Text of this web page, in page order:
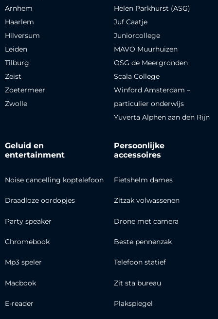
Arnhem
Haarlem
Hilversum
Leiden
Tilburg
Zeist
Zoetermeer
Zwolle
Helen Parkhurst (ASG)
Juf Caatje
Juniorcollege
MAVO Muurhuizen
OSG de Meergronden
Scala College
Winford Amsterdam –
particulier onderwijs
Yuverta Alphen aan den Rijn
Geluid en
entertainment
Noise cancelling koptelefoon
Draadloze oordopjes
Party speaker
Chromebook
Mp3 speler
Macbook
E-reader
Persoonlijke
accessoires
Fietshelm dames
Zitzak volwassenen
Drone met camera
Beste pennenzak
Telefoon statief
Zit sta bureau
Plakspiegel